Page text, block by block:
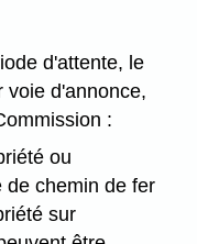
d'attente, le
voie d'annonce,
:
ou
de chemin de fer
sur